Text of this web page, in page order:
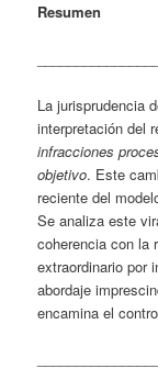
Resumen
La jurisprudencia
interpretación del
infracciones
objetivo. Este
reciente del
Se analiza este
coherencia con la
extraordinario por
abordaje
encamina el